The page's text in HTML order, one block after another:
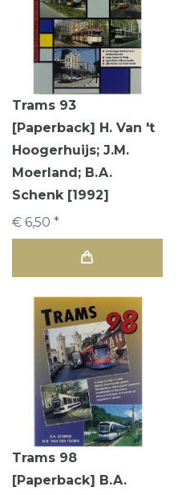
Trams 93
[Paperback] H. Van 't
Hoogerhuijs; J.M.
Moerland; B.A.
Schenk [1992]
€ 6,50 *
Trams 98
[Paperback] B.A.